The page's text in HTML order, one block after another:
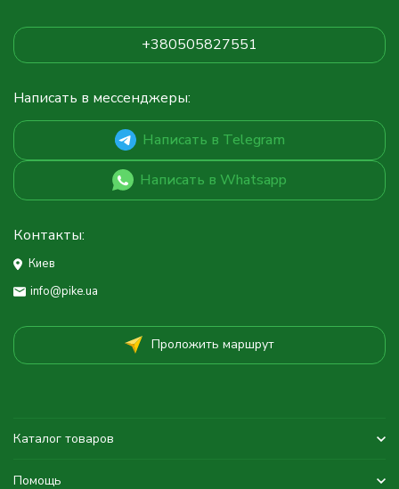
+380505827551
Написать в мессенджеры:
Написать в Telegram
Написать в Whatsapp
Контакты:
Киев
info@pike.ua
Проложить маршрут
Каталог товаров
Помощь